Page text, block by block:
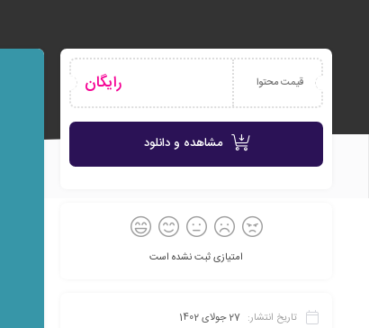
قیمت محتوا رایگان
مشاهده و دانلود
امتیازی ثبت نشده است
تاریخ انتشار: 27 جولای 1402